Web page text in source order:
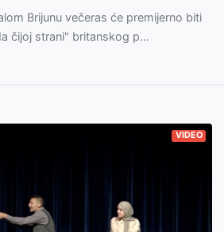
Brijunu večeras će premijerno biti
čijoj strani" britanskog p...
VIDEO